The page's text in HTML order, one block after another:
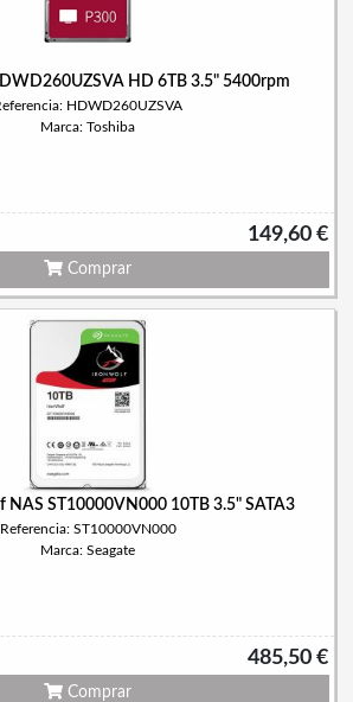
HD 6TB 3.5" 5400rpm
HDWD260UZSVA
Marca: Toshiba
149,60 €
Comprar
NAS ST10000VN000 10TB 3.5" SATA3
Referencia: ST10000VN000
Marca: Seagate
485,50 €
Comprar